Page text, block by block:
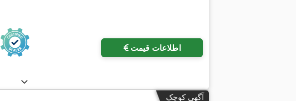
اطلاعات قیمت
آگهی کوچک